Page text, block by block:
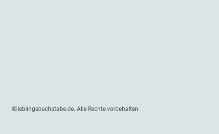
©lieblingsbuchstabe.de. Alle Rechte vorbehalten.